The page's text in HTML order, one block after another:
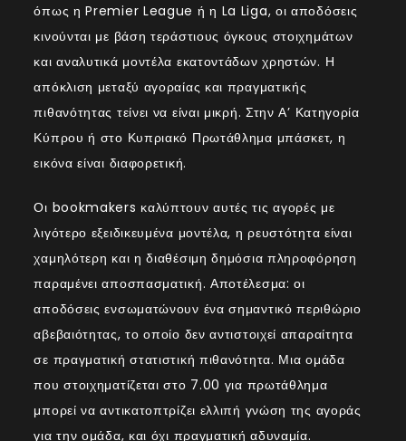
όπως η Premier League ή η La Liga, οι αποδόσεις
κινούνται με βάση τεράστιους όγκους στοιχημάτων
και αναλυτικά μοντέλα εκατοντάδων χρηστών. Η
απόκλιση μεταξύ αγοραίας και πραγματικής
πιθανότητας τείνει να είναι μικρή. Στην Α’ Κατηγορία
Κύπρου ή στο Κυπριακό Πρωτάθλημα μπάσκετ, η
εικόνα είναι διαφορετική.
Οι bookmakers καλύπτουν αυτές τις αγορές με
λιγότερο εξειδικευμένα μοντέλα, η ρευστότητα είναι
χαμηλότερη και η διαθέσιμη δημόσια πληροφόρηση
παραμένει αποσπασματική. Αποτέλεσμα: οι
αποδόσεις ενσωματώνουν ένα σημαντικό περιθώριο
αβεβαιότητας, το οποίο δεν αντιστοιχεί απαραίτητα
σε πραγματική στατιστική πιθανότητα. Μια ομάδα
που στοιχηματίζεται στο 7.00 για πρωτάθλημα
μπορεί να αντικατοπτρίζει ελλιπή γνώση της αγοράς
για την ομάδα, και όχι πραγματική αδυναμία.